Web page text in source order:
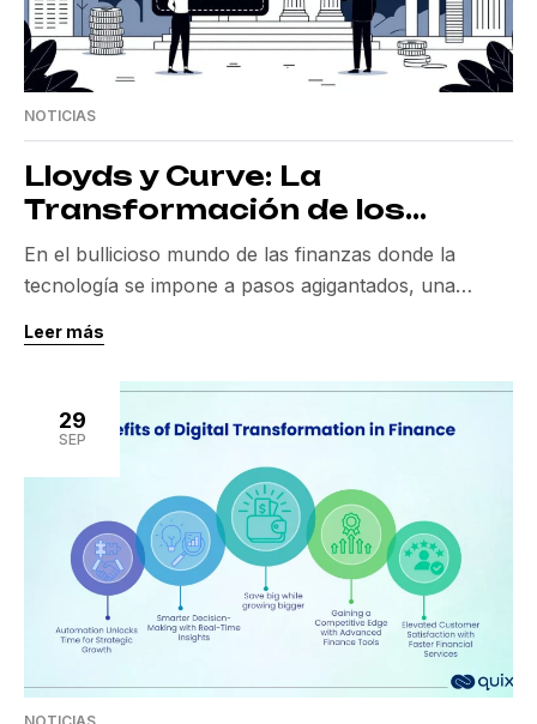
NOTICIAS
Lloyds y Curve: La
Transformación de los
Monederos Digitales
En el bullicioso mundo de las finanzas donde la
tecnología se impone a pasos agigantados, una
redefinir las cuentas bancarias modernas: la compra
de Curve por parte de Lloyds Banking Group por
unas sorprendentes £120 millones. Este movimiento
estratégico no solo apunta a competir con ya
establecidos como […]
Leer más
29
SEP